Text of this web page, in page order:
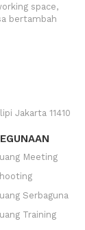
space,
bertambah
Jakarta 11410
Meeting
Serbaguna
Training